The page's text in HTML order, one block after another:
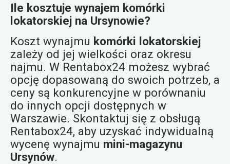
Ile kosztuje wynajem komórki
lokatorskiej na Ursynowie?
Koszt wynajmu komórki lokatorskiej
zależy od jej wielkości oraz okresu
najmu. W Rentabox24 możesz wybrać
opcję dopasowaną do swoich potrzeb, a
ceny są konkurencyjne w porównaniu
do innych opcji dostępnych w
Warszawie. Skontaktuj się z obsługą
Rentabox24, aby uzyskać indywidualną
wycenę wynajmu mini-magazynu
Ursynów.